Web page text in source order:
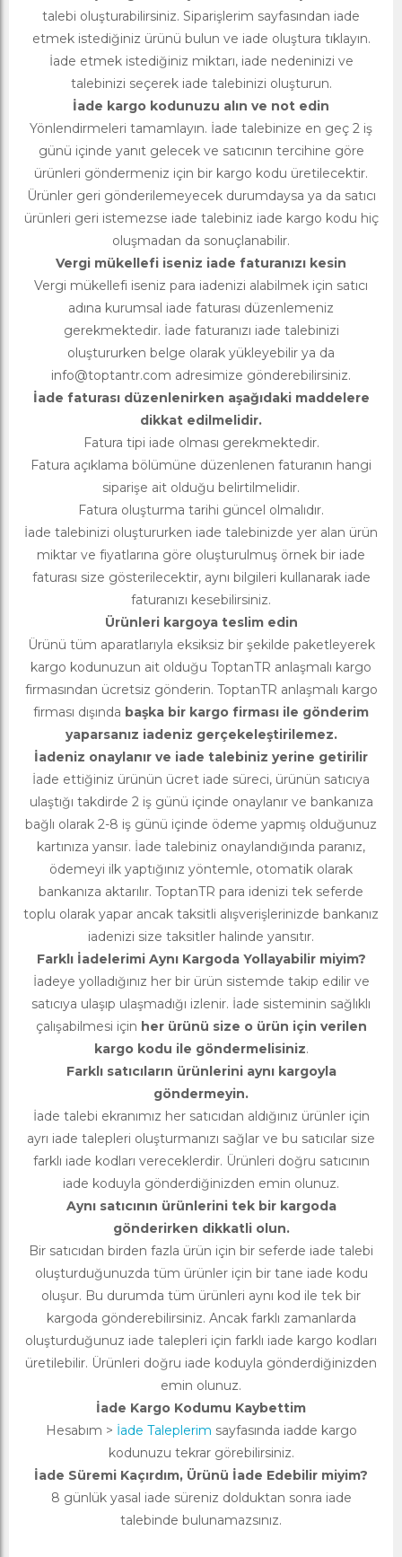
talebi oluşturabilirsiniz. Siparişlerim sayfasından iade
etmek istediğiniz ürünü bulun ve iade oluştura tıklayın.
İade etmek istediğiniz miktarı, iade nedeninizi ve
talebinizi seçerek iade talebinizi oluşturun.
İade kargo kodunuzu alın ve not edin
Yönlendirmeleri tamamlayın. İade talebinize en geç 2 iş
günü içinde yanıt gelecek ve satıcının tercihine göre
ürünleri göndermeniz için bir kargo kodu üretilecektir.
Ürünler geri gönderilemeyecek durumdaysa ya da satıcı
ürünleri geri istemezse iade talebiniz iade kargo kodu hiç
oluşmadan da sonuçlanabilir.
Vergi mükellefi iseniz iade faturanızı kesin
Vergi mükellefi iseniz para iadenizi alabilmek için satıcı
adına kurumsal iade faturası düzenlemeniz
gerekmektedir. İade faturanızı iade talebinizi
oluştururken belge olarak yükleyebilir ya da
info@toptantr.com adresimize gönderebilirsiniz.
İade faturası düzenlenirken aşağıdaki maddelere
dikkat edilmelidir.
Fatura tipi iade olması gerekmektedir.
Fatura açıklama bölümüne düzenlenen faturanın hangi
siparişe ait olduğu belirtilmelidir.
Fatura oluşturma tarihi güncel olmalıdır.
İade talebinizi oluştururken iade talebinizde yer alan ürün
miktar ve fiyatlarına göre oluşturulmuş örnek bir iade
faturası size gösterilecektir, aynı bilgileri kullanarak iade
faturanızı kesebilirsiniz.
Ürünleri kargoya teslim edin
Ürünü tüm aparatlarıyla eksiksiz bir şekilde paketleyerek
kargo kodunuzun ait olduğu ToptanTR anlaşmalı kargo
firmasından ücretsiz gönderin. ToptanTR anlaşmalı kargo
firması dışında başka bir kargo firması ile gönderim
yaparsanız iadeniz gerçekeleştirilemez.
İadeniz onaylanır ve iade talebiniz yerine getirilir
İade ettiğiniz ürünün ücret iade süreci, ürünün satıcıya
ulaştığı takdirde 2 iş günü içinde onaylanır ve bankanıza
bağlı olarak 2-8 iş günü içinde ödeme yapmış olduğunuz
kartınıza yansır. İade talebiniz onaylandığında paranız,
ödemeyi ilk yaptığınız yöntemle, otomatik olarak
bankanıza aktarılır. ToptanTR para idenizi tek seferde
toplu olarak yapar ancak taksitli alışverişlerinizde bankanız
iadenizi size taksitler halinde yansıtır.
Farklı İadelerimi Aynı Kargoda Yollayabilir miyim?
İadeye yolladığınız her bir ürün sistemde takip edilir ve
satıcıya ulaşıp ulaşmadığı izlenir. İade sisteminin sağlıklı
çalışabilmesi için her ürünü size o ürün için verilen
kargo kodu ile göndermelisiniz.
Farklı satıcıların ürünlerini aynı kargoyla
göndermeyin.
İade talebi ekranımız her satıcıdan aldığınız ürünler için
ayrı iade talepleri oluşturmanızı sağlar ve bu satıcılar size
farklı iade kodları vereceklerdir. Ürünleri doğru satıcının
iade koduyla gönderdiğinizden emin olunuz.
Aynı satıcının ürünlerini tek bir kargoda
gönderirken dikkatli olun.
Bir satıcıdan birden fazla ürün için bir seferde iade talebi
oluşturduğunuzda tüm ürünler için bir tane iade kodu
oluşur. Bu durumda tüm ürünleri aynı kod ile tek bir
kargoda gönderebilirsiniz. Ancak farklı zamanlarda
oluşturduğunuz iade talepleri için farklı iade kargo kodları
üretilebilir. Ürünleri doğru iade koduyla gönderdiğinizden
emin olunuz.
İade Kargo Kodumu Kaybettim
Hesabım > İade Taleplerim sayfasında iadde kargo
kodunuzu tekrar görebilirsiniz.
İade Süremi Kaçırdım, Ürünü İade Edebilir miyim?
8 günlük yasal iade süreniz dolduktan sonra iade
talebinde bulunamazsınız.